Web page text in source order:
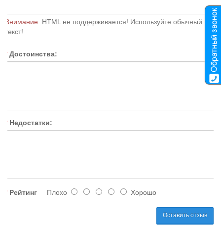
Внимание: HTML не поддерживается! Используйте обычный
текст!
Достоинства:
Недостатки:
Рейтинг Плохо Хорошо
Оставить отзыв